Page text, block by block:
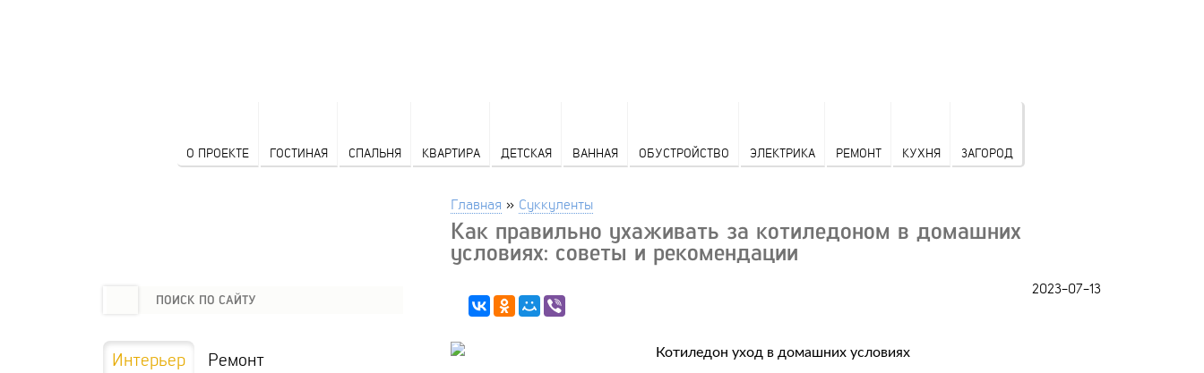
О ПРОЕКТЕ ГОСТИНАЯ СПАЛЬНЯ КВАРТИРА ДЕТСКАЯ ВАННАЯ ОБУСТРОЙСТВО ЭЛЕКТРИКА РЕМОНТ КУХНЯ ЗАГОРОД
Главная » Суккуленты
Как правильно ухаживать за котиледоном в домашних
условиях: советы и рекомендации
2023-07-13
Интерьер Ремонт